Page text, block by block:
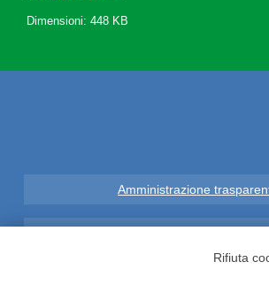
Dimensioni: 448 KB
Amministrazione
Rifiuta